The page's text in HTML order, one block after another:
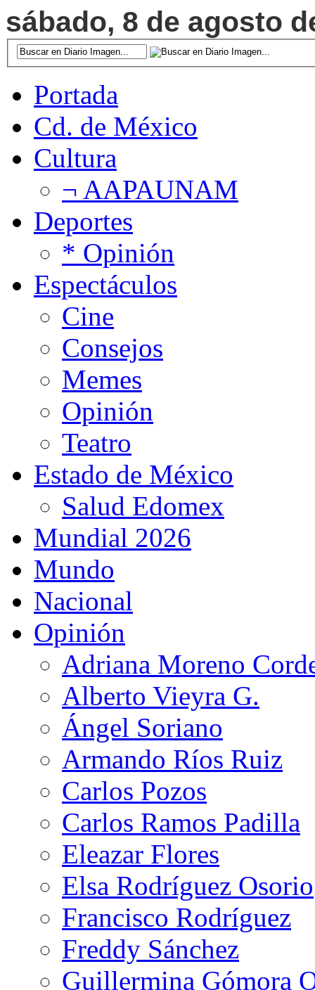
sábado, 8 de agosto
Portada
Cd. de México
Cultura
¬ AAPAUNAM
Deportes
* Opinión
Espectáculos
Cine
Consejos
Memes
Opinión
Teatro
Estado de México
Salud Edomex
Mundial 2026
Mundo
Nacional
Opinión
Adriana Moreno
Alberto Vieyra G.
Ángel Soriano
Armando Ríos Ruiz
Carlos Pozos
Carlos Ramos Padilla
Eleazar Flores
Elsa Rodríguez Osorio
Francisco Rodríguez
Freddy Sánchez
Guillermina Gómora